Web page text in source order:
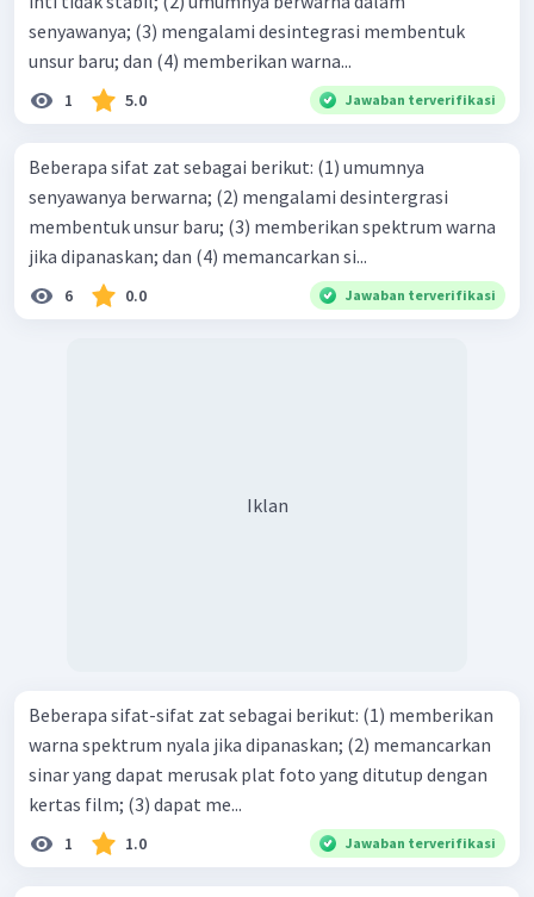
senyawanya; (3) mengalami desintegrasi membentuk
unsur baru; dan (4) memberikan warna...
1 5.0 Jawaban terverifikasi
Beberapa sifat zat sebagai berikut: (1) umumnya
senyawanya berwarna; (2) mengalami desintergrasi
membentuk unsur baru; (3) memberikan spektrum warna
jika dipanaskan; dan (4) memancarkan si...
6 0.0 Jawaban terverifikasi
Iklan
Beberapa sifat-sifat zat sebagai berikut: (1) memberikan
warna spektrum nyala jika dipanaskan; (2) memancarkan
sinar yang dapat merusak plat foto yang ditutup dengan
kertas film; (3) dapat me...
1 1.0 Jawaban terverifikasi